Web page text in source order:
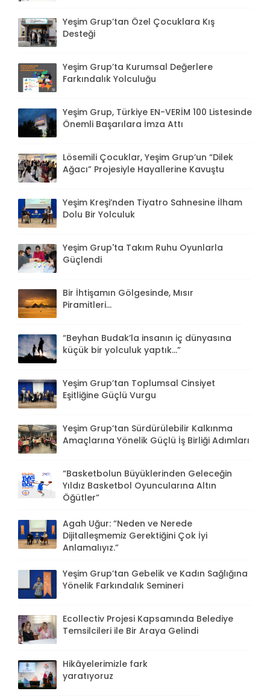
Yeşim Grup’tan Özel Çocuklara Kış
Desteği
Yeşim Grup’ta Kurumsal Değerlere
Farkındalık Yolculuğu
Yeşim Grup, Türkiye EN-VERİM 100 Listesinde
Önemli Başarılara İmza Attı
Lösemili Çocuklar, Yeşim Grup’un “Dilek
Ağacı” Projesiyle Hayallerine Kavuştu
Yeşim Kreşi’nden Tiyatro Sahnesine İlham
Dolu Bir Yolculuk
Yeşim Grup'ta Takım Ruhu Oyunlarla
Güçlendi
Bir İhtişamın Gölgesinde, Mısır
Piramitleri...
“Beyhan Budak’la insanın iç dünyasına
küçük bir yolculuk yaptık...”
Yeşim Grup’tan Toplumsal Cinsiyet
Eşitliğine Güçlü Vurgu
Yeşim Grup’tan Sürdürülebilir Kalkınma
Amaçlarına Yönelik Güçlü İş Birliği Adımları
“Basketbolun Büyüklerinden Geleceğin
Yıldız Basketbol Oyuncularına Altın
Öğütler”
Agah Uğur: “Neden ve Nerede
Dijitalleşmemiz Gerektiğini Çok İyi
Anlamalıyız.”
Yeşim Grup’tan Gebelik ve Kadın Sağlığına
Yönelik Farkındalık Semineri
Ecollectiv Projesi Kapsamında Belediye
Temsilcileri ile Bir Araya Gelindi
Hikâyelerimizle fark
yaratıyoruz